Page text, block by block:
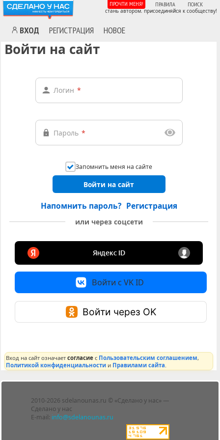
ВХОД РЕГИСТРАЦИЯ НОВОЕ
ПРОЧТИ МЕНЯ! ПРАВИЛА ПОИСК
стань автором. присоединяйся к сообществу!
Войти на сайт
Логин *
Пароль *
Запомнить меня на сайте
Войти на сайт
Напомнить пароль? Регистрация
или через соцсети
Войти с VK ID
Войти через OK
Вход на сайт означаетсогласие с Пользовательским соглашением,
Политикой конфиденциальности и Правилами сайта
2010-2026 sdelanounas.ru © «Сделано у нас» —
Сделано у нас
E-mail: info@sdelanounas.ru
Блоги
Люди
Политика